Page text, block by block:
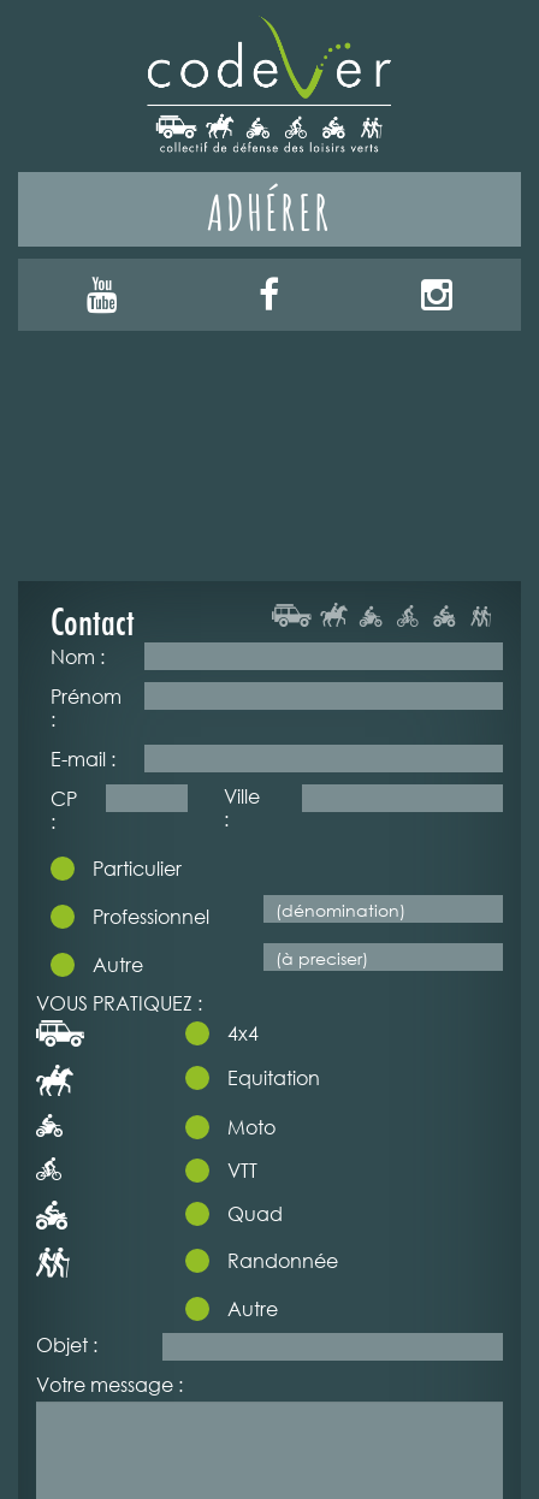
ADHÉRER
Contact
Nom :
Prénom
:
E-mail :
CP
:
Ville
:
Particulier
Professionnel
Autre
VOUS PRATIQUEZ :
4x4
Equitation
Moto
VTT
Quad
Randonnée
Autre
Objet :
Votre message :